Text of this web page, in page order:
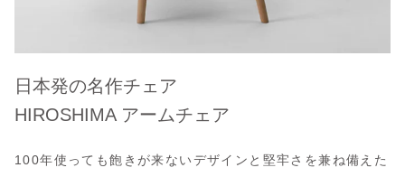
日本発の名作チェア
HIROSHIMA アームチェア
100年使っても飽きが来ないデザインと堅牢さを兼ね備えた